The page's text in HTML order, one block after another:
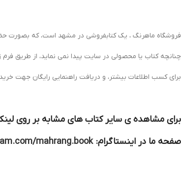
فروشگاه ماهرنگ ، یک کتابفروشی در مشهد است، که بصورت
چنانچه کتاب یا محصولی در سایت پیدا نمی نماید، از طریق
برای کسب اطلاعات بیشتر، و دریافت راهنمایی رایگان جهت
برای مشاهده ی سایر کتاب های مشابه بر روی
صفحه ما در اینستاگرام:mahrang.book